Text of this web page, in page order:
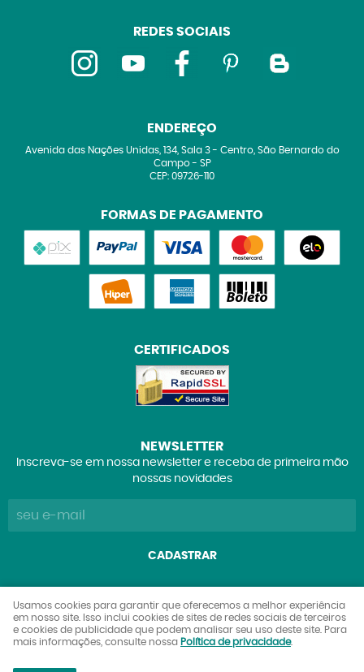
REDES SOCIAIS
ENDEREÇO
Avenida das Nações Unidas, 134, Sala 3- Centro, São Bernardo do
Campo- SP
CEP: 09726-110
FORMAS DE PAGAMENTO
CERTIFICADOS
NEWSLETTER
Inscreva-se em nossa newsletter e receba de primeira mão
nossas novidades
CADASTRAR
Explorers Club Comércio de Brinquedos e Colecionáveis
Ltda
CNPJ: 27.842.089/0001-90
Usamos cookies para garantir que oferecemos a melhor experiência
em nosso site. Isso inclui cookies de sites de redes sociais de terceiros
e cookies de publicidade que podem analisar seu uso deste site. Para
mais informações, consulte nossa Política de privacidade.